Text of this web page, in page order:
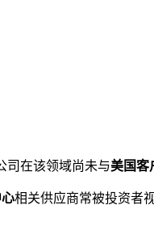
司在该领域尚未与美国客
相关供应商常被投资者